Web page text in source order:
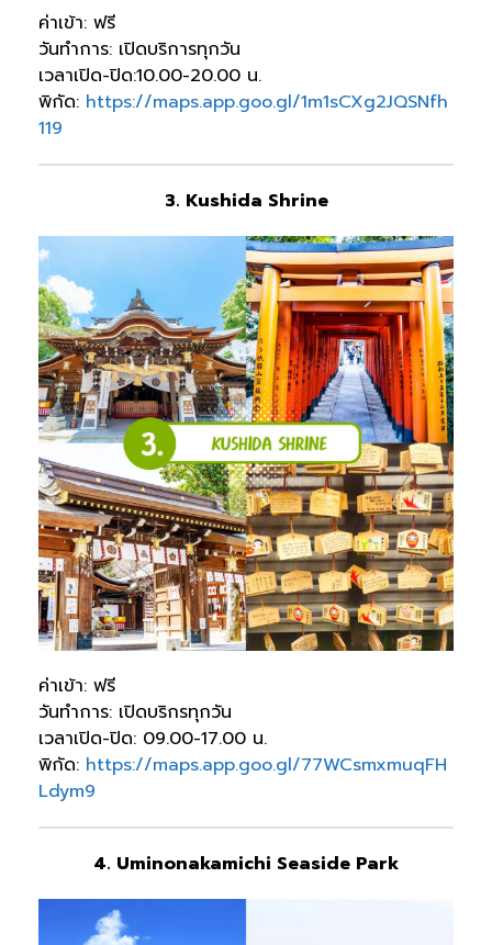
ค่าเข้า: ฟรี
วันทำการ: เปิดบริการทุกวัน
เวลาเปิด-ปิด:10.00-20.00 น.
พิกัด: https://maps.app.goo.gl/1m1sCXg2JQSNfh
119
3. Kushida Shrine
ค่าเข้า: ฟรี
วันทำการ: เปิดบริกรทุกวัน
เวลาเปิด-ปิด: 09.00-17.00 น.
พิกัด: https://maps.app.goo.gl/77WCsmxmuqFH
Ldym9
4. Uminonakamichi Seaside Park